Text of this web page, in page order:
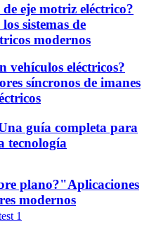
eje motriz eléctrico?
sistemas de
modernos
vehículos eléctricos?
síncronos de imanes
guía completa para
tecnología
plano?"Aplicaciones
modernos